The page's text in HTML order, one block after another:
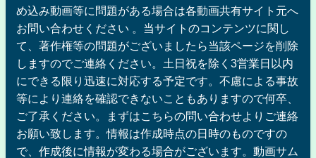
め込み動画等に問題がある場合は各動画共有サイト元へ
お問い合わせください 。当サイトのコンテンツに関し
て、著作権等の問題がございましたら当該ページを削除
しますのでご連絡ください。土日祝を除く3営業日以内
にできる限り迅速に対応する予定です。不慮による事故
等により連絡を確認できないこともありますので何卒、
ご了承ください。まずはこちらの問い合わせよりご連絡
お願い致します。情報は作成時点の日時のものですの
で、作成後に情報が変わる場合がございます。動画サム